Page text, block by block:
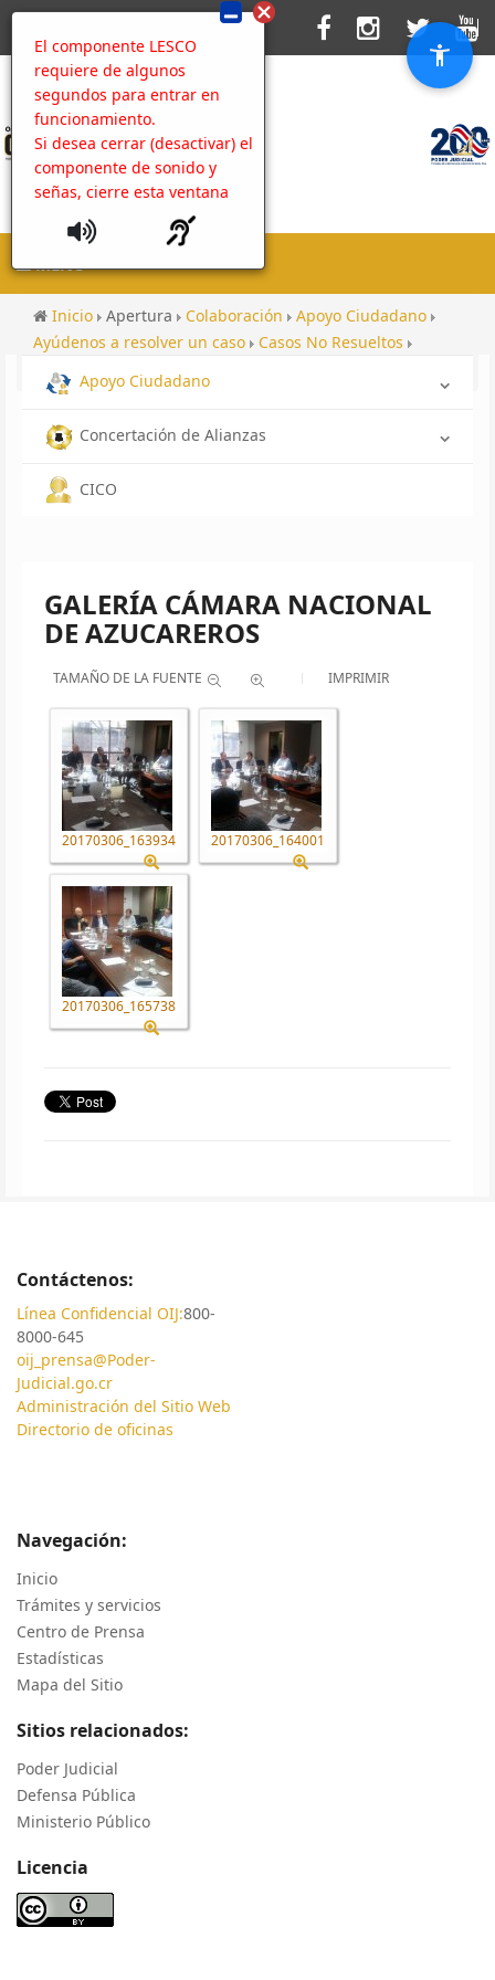
El componente LESCO
requiere de algunos
segundos para entrar en
funcionamiento.
Si desea cerrar (desactivar) el
componente de sonido y
señas, cierre esta ventana
MENU
Inicio Apertura Colaboración
Apoyo Ciudadano
Ayúdenos a resolver un caso
Casos No Resueltos
Contenido
Apoyo Ciudadano
Concertación de Alianzas
CICO
GALERÍA CÁMARA NACIONAL
DE AZUCAREROS
TAMAÑO DE LA FUENTE IMPRIMIR
20170306_163934 20170306_164001
20170306_165738
Contáctenos:
Línea Confidencial OIJ:800-
8000-645
oij_prensa@Poder-
Judicial.go.cr
Administración del Sitio Web
Directorio de oficinas
Navegación:
Inicio
Trámites y servicios
Centro de Prensa
Estadísticas
Mapa del Sitio
Sitios relacionados:
Poder Judicial
Defensa Pública
Ministerio Público
Licencia